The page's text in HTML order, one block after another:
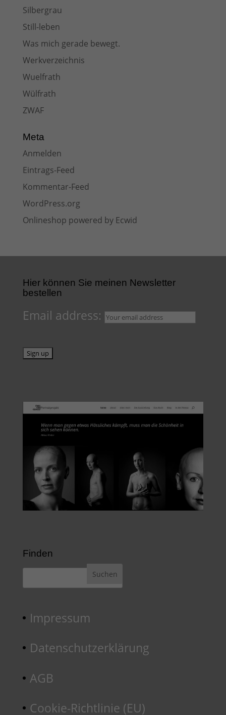
Silbergrau
Still-leben
Was mich gerade bewegt.
Werkverzeichnis
Wuelfrath
Wülfrath
ZWAF
Meta
Anmelden
Eintrags-Feed
Kommentar-Feed
WordPress.org
Onlineshop powered by Ecwid
Hier können Sie meinen Newsletter
bestellen
Email address:
Finden
Impressum
Datenschutzerklärung
AGB
Cookie-Richtlinie (EU)